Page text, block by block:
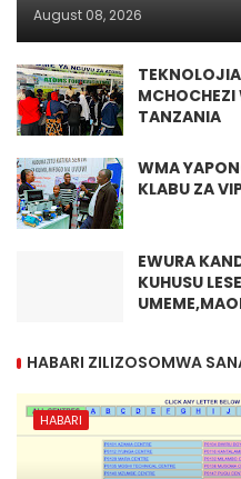
August 08, 2026
TANZANIA
WMA
KLABU ZA
EWURA
KUHUSU
HABARI ZILIZOSOMWA
HABARI